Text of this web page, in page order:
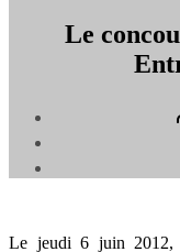
Le
Le jeudi 6 juin 2012,